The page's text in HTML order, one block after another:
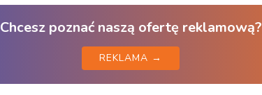
Chcesz poznać naszą ofertę reklamową?
REKLAMA →